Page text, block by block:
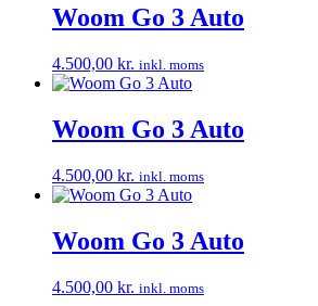
Woom Go 3 Auto
4.500,00 kr. inkl. moms
Woom Go 3 Auto
4.500,00 kr. inkl. moms
Woom Go 3 Auto
4.500,00 kr. inkl. moms